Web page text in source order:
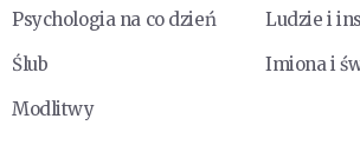
Psychologia na co dzień
Ludzie i
Ślub
Imiona i
Modlitwy